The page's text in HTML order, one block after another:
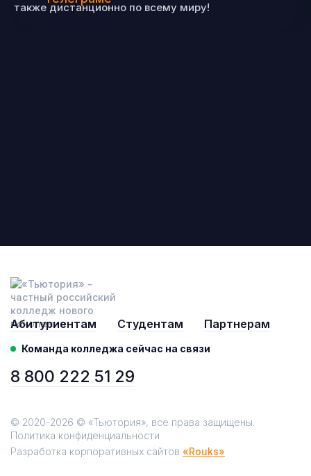
также дистанционно по всему миру!
Абитуриентам Студентам Партнерам
Команда колледжа сейчас на связи
8 800 222 51 29
© 2020-2026 © «Тьютория», все права защищены.
Политика конфиденциальности
Разработка корпоративных сайтов «Rouks»